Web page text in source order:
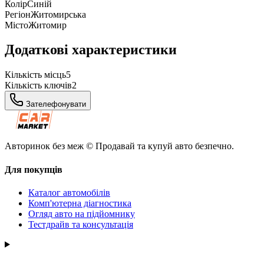
КолірСиній
РегіонЖитомирська
МістоЖитомир
Додаткові характеристики
Кількість місць5
Кількість ключів2
Зателефонувати
Авторинок без меж © Продавай та купуй авто безпечно.
Для покупців
Каталог автомобілів
Комп'ютерна діагностика
Огляд авто на підйомнику
Тестдрайв та консультація